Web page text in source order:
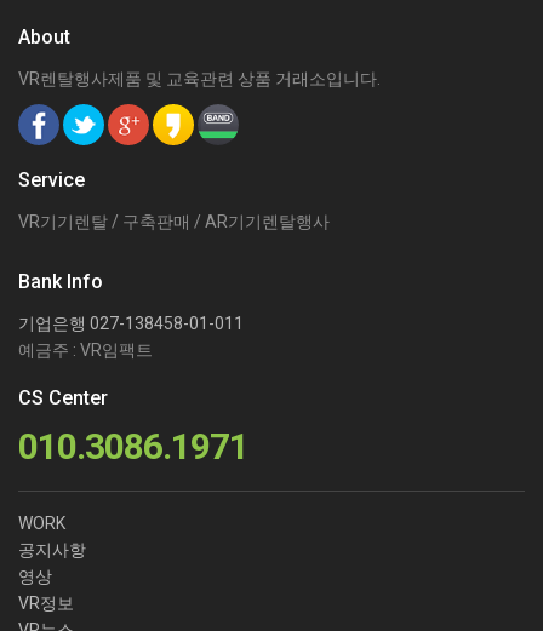
About
VR렌탈행사제품 및 교육관련 상품 거래소입니다.
Service
VR기기렌탈 / 구축판매 / AR기기렌탈행사
Bank Info
기업은행 027-138458-01-011
예금주 : VR임팩트
CS Center
010.3086.1971
WORK
공지사항
영상
VR정보